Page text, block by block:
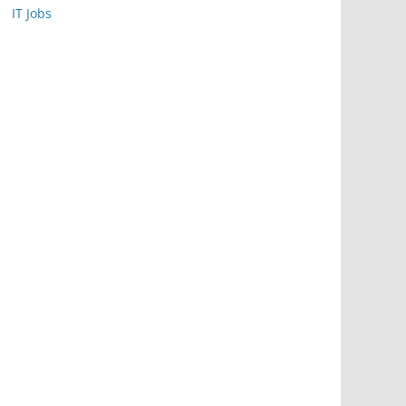
IT Jobs